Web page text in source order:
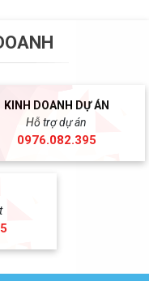
KINH DOANH DỰ ÁN
Hỗ trợ dự án
0976.082.395